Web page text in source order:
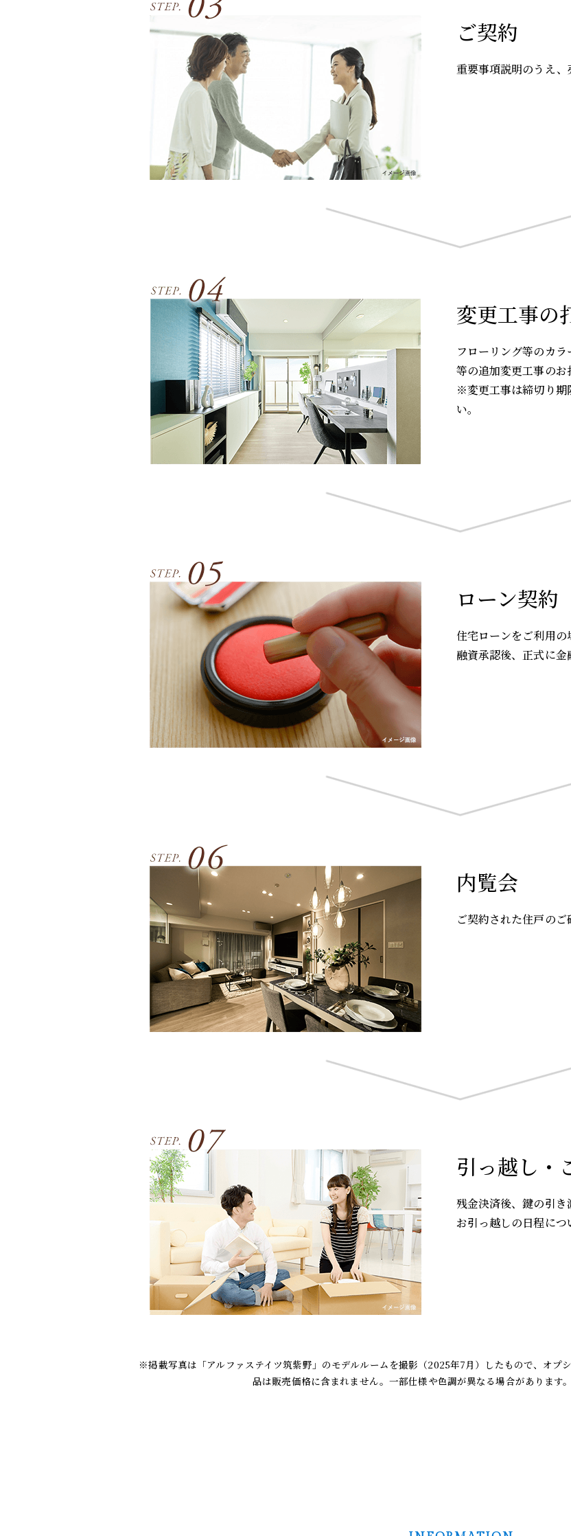
ご契約
重要事項説明のうえ、
変更工事の
フローリング等のカ
等の追加変更工事のお
※変更工事は締切り期
い。
ローン契約
住宅ローンをご利用の
融資承認後、正式に金
内覧会
ご契約された住戸のご
引っ越し・
残金決済後、鍵の引き
お引っ越しの日程につ
※掲載写真は「アルファステイツ筑紫野」のモデルルームを撮影（2025年7月 ）したもので、オプ
品は販売価格に含まれません。一部仕様や色調が異なる場合があります